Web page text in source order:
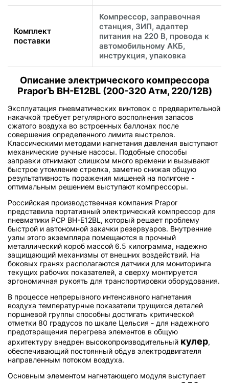
Комплект
поставки
Компрессор, заправочная
станция, ЗИП, адаптер
питания на 220 В, провода к
автомобильному АКБ,
инструкция, упаковка
Описание электрического компрессора
PraporЪ BH-E12BL (200-320 Атм, 220/12В)
Эксплуатация пневматических винтовок с предварительной
накачкой требует регулярного восполнения запасов
сжатого воздуха во встроенных баллонах после
совершения определенного лимита выстрелов.
Классическими методами нагнетания давления выступают
механические ручные насосы. Подобные способы
заправки отнимают слишком много времени и вызывают
быстрое утомление стрелка, заметно снижая общую
результативность поражения мишеней на полигоне -
оптимальным решением выступают компрессоры.
Российская производственная компания Prapor
представила портативный электрический компрессор для
пневматики PCP BH-E12BL, который решает проблему
быстрой и автономной закачки резервуаров. Внутренние
узлы этого экземпляра помещаются в прочный
металлический короб массой 6.5 килограмма, надежно
защищающий механизмы от внешних воздействий. На
боковых гранях располагаются датчики для мониторинга
текущих рабочих показателей, а сверху монтируется
эргономичная рукоять для транспортировки оборудования.
В процессе непрерывного интенсивного нагнетания
воздуха температурные показатели трущихся деталей
поршневой группы способны достигать критической
отметки 80 градусов по шкале Цельсия - для надежного
предотвращения перегрева элементов в общую
архитектуру внедрен высокопроизводительный кулер,
обеспечивающий постоянный обдув электродвигателя
направленным потоком воздуха.
Основным элементом нагнетающего модуля выступает